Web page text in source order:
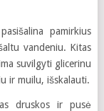
pamirkius
vandeniu. Kitas
suvilgyti glicerinu
ir muilu, išskalauti.
druskos ir pusė